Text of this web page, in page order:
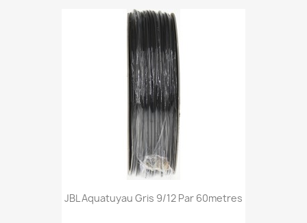
JBL Aquatuyau Gris 9/12 Par 60metres